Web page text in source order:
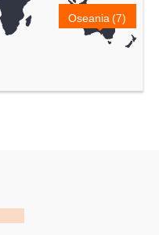
Oseania (7)